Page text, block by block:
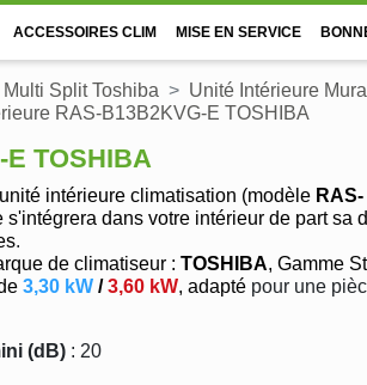
ACCESSOIRES CLIM MISE EN SERVICE
Split Toshiba
Unité Intérieure
RAS-B13B2KVG-E TOSHIBA
E TOSHIBA
intérieure climatisation (modèle RAS-
s'intégrera dans votre intérieur de part sa
.
de climatiseur : TOSHIBA, Gamme
3,30 kW /3,60 kW, adapté pour une
(dB) : 20